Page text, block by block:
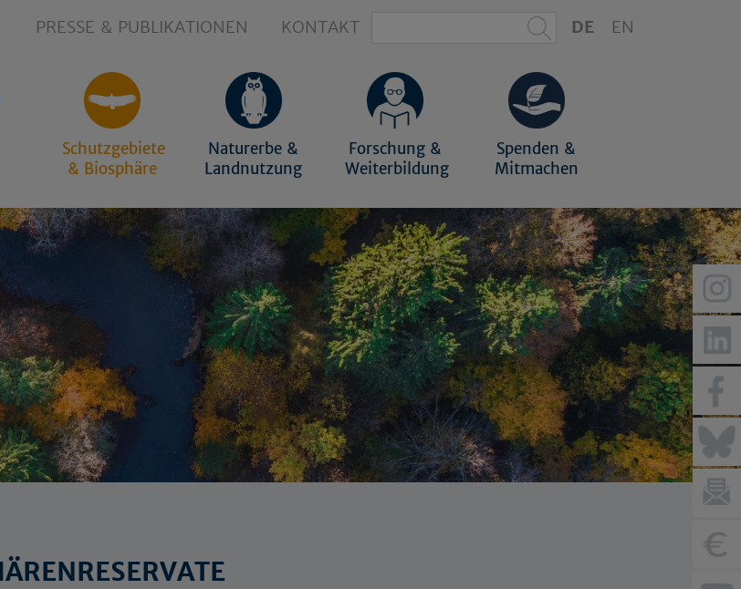
PRESSE & PUBLIKATIONEN KONTAKT DE EN
Schutzgebiete
& Biosphäre
Naturerbe &
Landnutzung
Forschung &
Weiterbildung
Spenden &
Mitmachen